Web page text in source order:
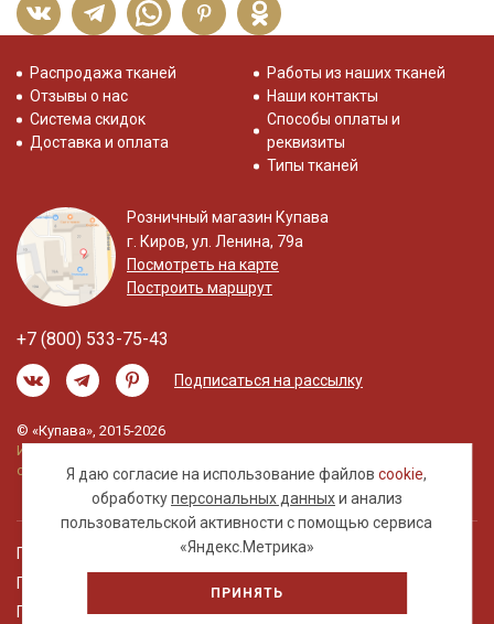
Я даю согласие на использование файловcookie,
обработкуперсональных данныхи анализ
пользовательской активности с помощью сервиса
«Яндекс.Метрика»
ПРИНЯТЬ
Распродажа тканей
Отзывы о нас
Система скидок
Доставка и оплата
Работы из наших тканей
Наши контакты
Способы оплаты и
реквизиты
Типы тканей
Розничный магазин Купава
г. Киров, ул. Ленина, 79а
Посмотреть на карте
Построить маршрут
+7 (800) 533-75-43
Подписаться на рассылку
© «Купава», 2015-2026
Информация на сайте не является публичной
офертой.
Правовая информация
Политика обработки персональных данных
Пользовательское соглашение